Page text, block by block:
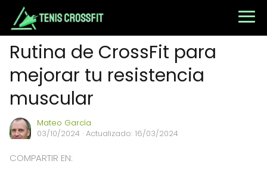
Rutina de CrossFit para
mejorar tu resistencia
muscular
Mateo García
03/10/2024 · Actualizado: 16/03/2024
COMPARTIR EN: